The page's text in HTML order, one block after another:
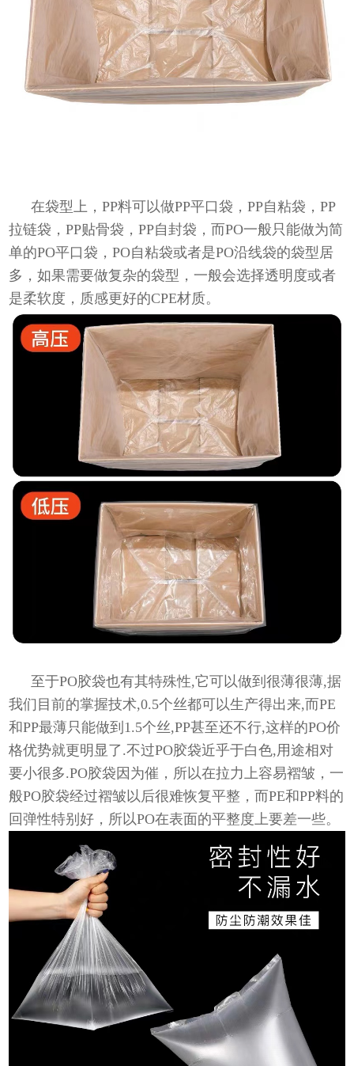
在袋型上，PP料可以做PP平口袋，PP自粘袋，PP
拉链袋，PP贴骨袋，PP自封袋，而PO一般只能做为简
单的PO平口袋，PO自粘袋或者是PO沿线袋的袋型居
多，如果需要做复杂的袋型，一般会选择透明度或者
是柔软度，质感更好的CPE材质。
至于PO胶袋也有其特殊性,它可以做到很薄很薄,据
我们目前的掌握技术,0.5个丝都可以生产得出来,而PE
和PP最薄只能做到1.5个丝,PP甚至还不行,这样的PO价
格优势就更明显了.不过PO胶袋近乎于白色,用途相对
要小很多.PO胶袋因为催，所以在拉力上容易褶皱，一
般PO胶袋经过褶皱以后很难恢复平整，而PE和PP料的
回弹性特别好，所以PO在表面的平整度上要差一些。